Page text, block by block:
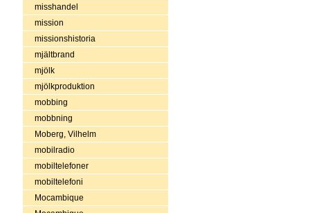
misshandel
mission
missionshistoria
mjältbrand
mjölk
mjölkproduktion
mobbing
mobbning
Moberg, Vilhelm
mobilradio
mobiltelefoner
mobiltelefoni
Mocambique